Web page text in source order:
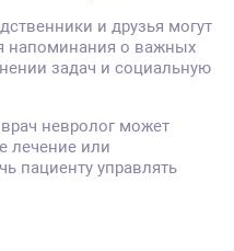
и друзья могут
напоминания о важных
задач и социальную
невролог может
лечение или
пациенту управлять